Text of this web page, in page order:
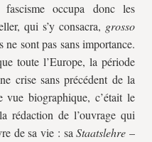
occupa donc les
qui s’y consacra, grosso
sont pas sans importance.
toute l’Europe, la période
crise sans précédent de la
biographique, c’était le
rédaction de l’ouvrage qui
de sa vie : saStaatslehre –